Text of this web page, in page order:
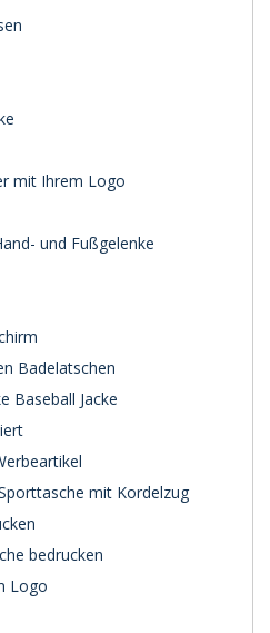
mit Ihrem Logo
und Fußgelenke
Badelatschen
Baseball Jacke
mit Kordelzug
bedrucken
Logo